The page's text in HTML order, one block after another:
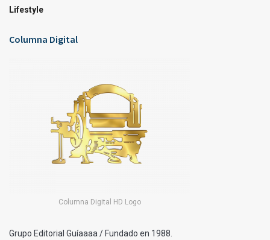
Lifestyle
Columna Digital
Columna Digital HD Logo
Grupo Editorial Guíaaaa / Fundado en 1988.